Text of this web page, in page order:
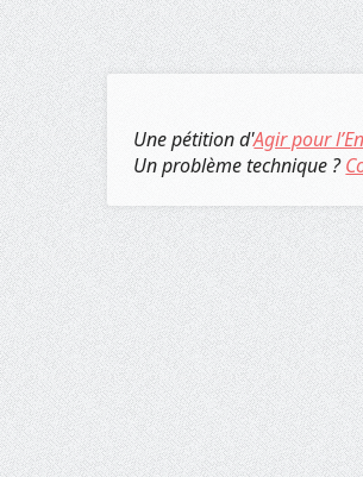
Une pétition d'Agir pour
Un problème technique ?